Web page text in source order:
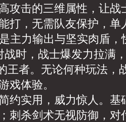
攻击的三维属性，让战
打，无需队友保护，单
主力输出与坚实肉盾，
战时，战士爆发力拉满
王者。无论何种玩法，
戏体验。
约实用，威力惊人。基
刺杀剑术无视防御，对